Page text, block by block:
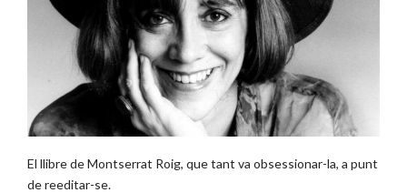
El llibre de Montserrat Roig, que tant va obsessionar-la, a punt
de reeditar-se.